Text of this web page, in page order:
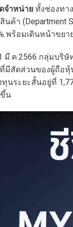
จำหน่าย ทั้งช่องทา
นค้า (Department
พร้อมเดินหน้าขยา
มี.ค.2566 กลุ่มบริษั
ที่มีสัดส่วนของผู้ถือ
ทุนระยะสั้นอยู่ที่
น